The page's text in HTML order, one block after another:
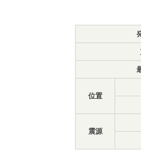
位置
震源